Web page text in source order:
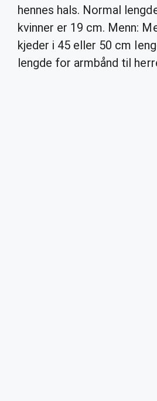
hennes hals. Normal
kvinner er 19 cm. Menn:
kjeder i 45 eller 50 cm
lengde for armbånd til